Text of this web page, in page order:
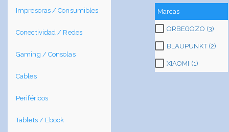
Impresoras / Consumibles
Conectividad / Redes
Gaming / Consolas
Cables
Periféricos
Tablets / Ebook
Marcas
ORBEGOZO (3)
BLAUPUNKT (2)
XIAOMI (1)